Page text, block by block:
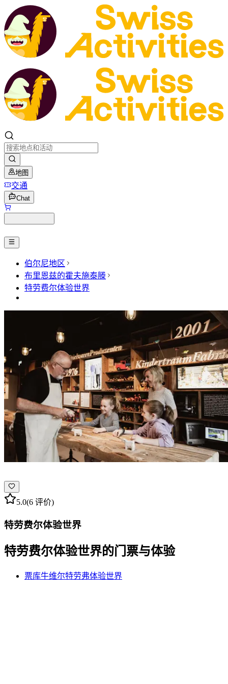
地图
交通
Chat
伯尔尼地区
布里恩兹的霍夫施泰滕
特劳费尔体验世界
5.0(6 评价)
特劳费尔体验世界
特劳费尔体验世界的门票与体验
票库牛维尔特劳弗体验世界